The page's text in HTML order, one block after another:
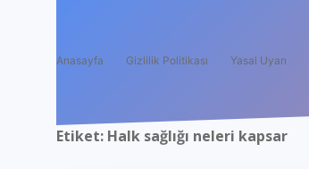
Anasayfa Gizlilik Politikası Yasal Uyarı
Etiket: Halk sağlığı neleri kapsar